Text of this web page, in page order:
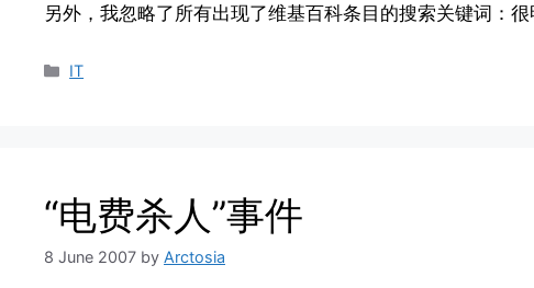
另外，我忽略了所有出现了维基百科条目的搜索关键词：很
Categories
IT
“电费杀人”事件
8 June 2007 by Arctosia